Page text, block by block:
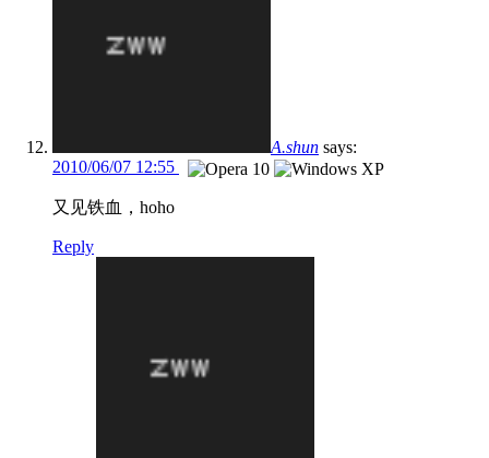
A.shun says:
2010/06/07 12:55
又见铁血，hoho
Reply